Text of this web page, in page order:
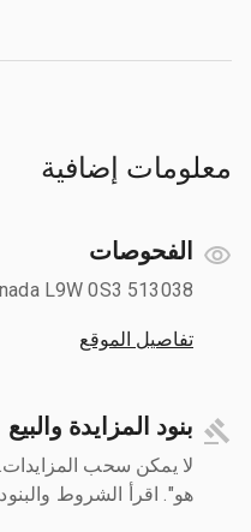
معلومات إضافية
الفحوصات
513038 2nd Line, Amaranth, ON, Canada L9W 0S3
تفاصيل الموقع
بنود المزايدة والبيع
لا يمكن سحب
هو". اقرأ الشروط